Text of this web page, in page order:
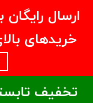
ارسال رایگان
خریدهای بالای ۵/950/000
تخفیف